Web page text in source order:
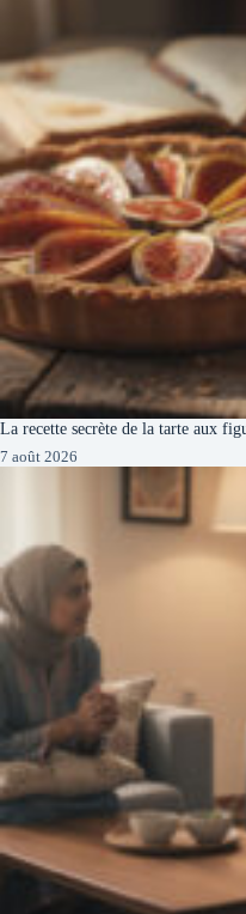
La recette secrète de la tarte aux
7 août 2026